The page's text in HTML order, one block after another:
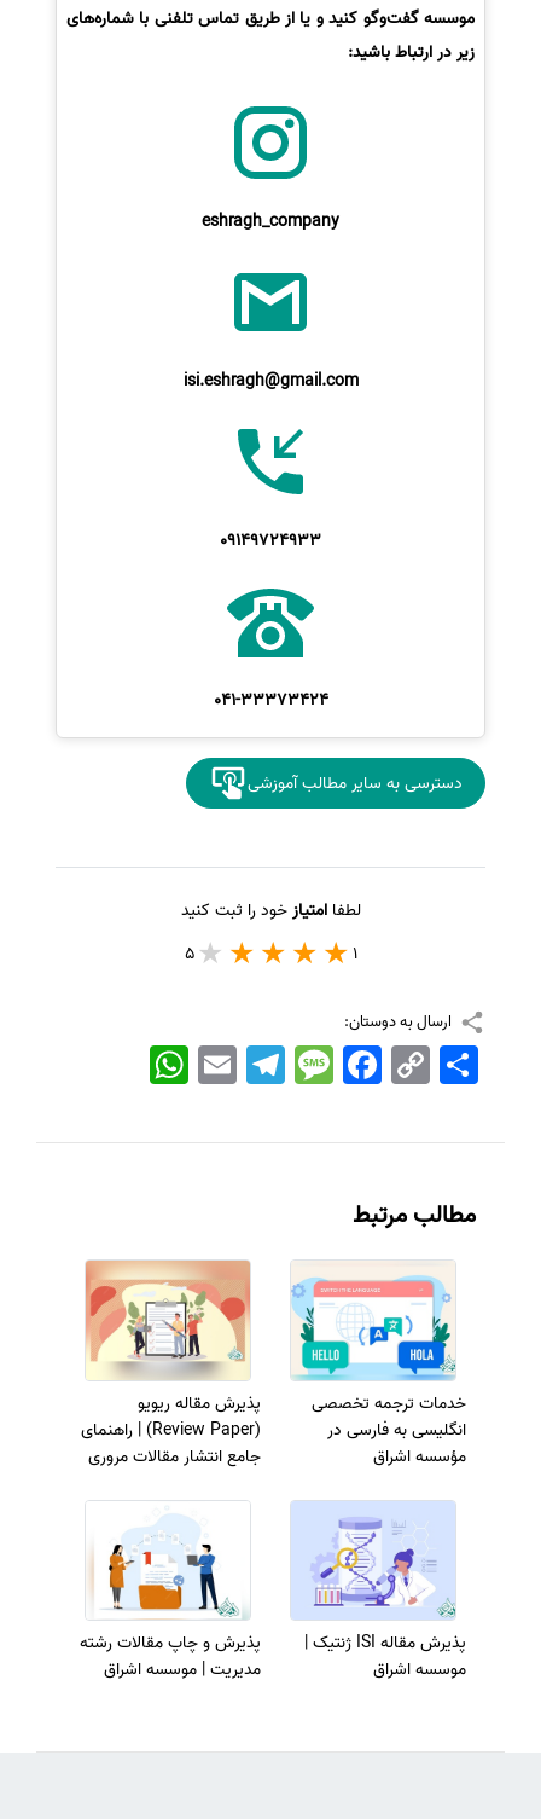
موسسه گفت‌وگو کنید و یا از طریق تماس تلفنی با شماره‌های
زیر در ارتباط باشید:
eshragh_company
isi.eshragh@gmail.com
09149724933
041-33373424
دسترسی به سایر مطالب آموزشی
لطفاامتیاز خود را ثبت کنید
1
5
ارسال به دوستان:
WhatsApp EmailTelegramMessageFacebook Copy
Link
اشتراک
مطالب مرتبط
خدمات ترجمه تخصصی
انگلیسی به فارسی در
مؤسسه اشراق
پذیرش مقاله ریویو
(Review Paper) | راهنمای
جامع انتشار مقالات مروری
پذیرش مقاله ISI ژنتیک |
موسسه اشراق
پذیرش و چاپ مقالات رشته
مدیریت | موسسه اشراق